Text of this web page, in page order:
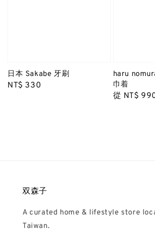
日本 Sakabe 牙刷
Regular
NT$ 330
haru
巾着
Regular
從 NT$
双森子
A curated home & lifestyle store
Taiwan.